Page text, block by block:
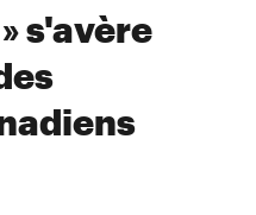
s'avère